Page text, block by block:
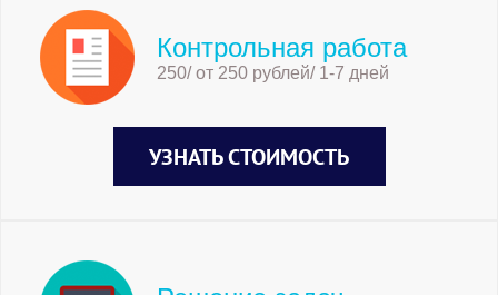
Контрольная работа
250/ от 250 рублей/ 1-7 дней
УЗНАТЬ СТОИМОСТЬ